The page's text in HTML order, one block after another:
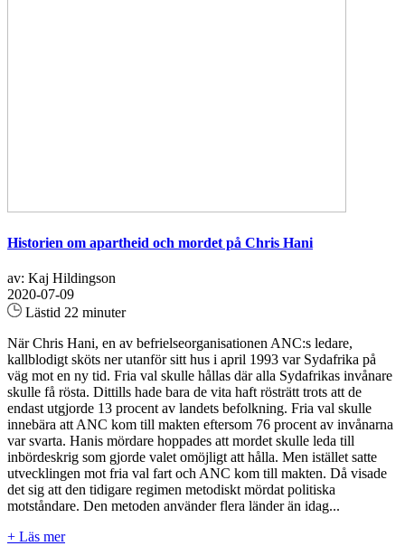
Historien om apartheid och mordet på Chris Hani
av: Kaj Hildingson
2020-07-09
Lästid 22 minuter
När Chris Hani, en av befrielseorganisationen ANC:s ledare,
kallblodigt sköts ner utanför sitt hus i april 1993 var Sydafrika på
väg mot en ny tid. Fria val skulle hållas där alla Sydafrikas invånare
skulle få rösta. Dittills hade bara de vita haft rösträtt trots att de
endast utgjorde 13 procent av landets befolkning. Fria val skulle
innebära att ANC kom till makten eftersom 76 procent av invånarna
var svarta. Hanis mördare hoppades att mordet skulle leda till
inbördeskrig som gjorde valet omöjligt att hålla. Men istället satte
utvecklingen mot fria val fart och ANC kom till makten. Då visade
det sig att den tidigare regimen metodiskt mördat politiska
motståndare. Den metoden använder flera länder än idag...
+ Läs mer